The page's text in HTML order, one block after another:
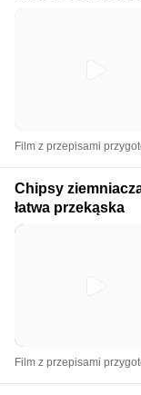
Film z przepisami
Chipsy
łatwa przekąska
Film z przepisami